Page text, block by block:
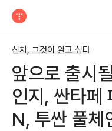
신차, 그것이 알고 싶다
앞으로 출시
인지, 싼타페
N, 투싼 풀체